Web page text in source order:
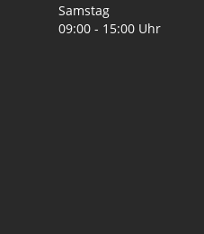
Samstag
09:00 - 15:00 Uhr